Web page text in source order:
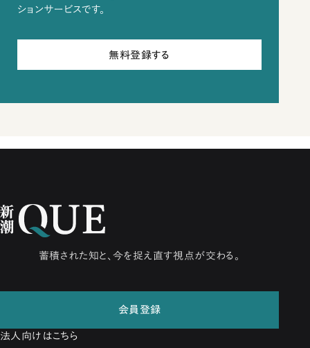
ションサービスです。
無料登録する
蓄積された知と、今を捉え直す視点が交わる。
会員登録
法人向けはこちら